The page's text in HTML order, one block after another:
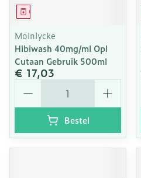
Geneesmiddel
Molnlycke
Hibiwash 40mg/ml Opl
Cutaan Gebruik 500ml
€ 17,03
Aantal
Bestel